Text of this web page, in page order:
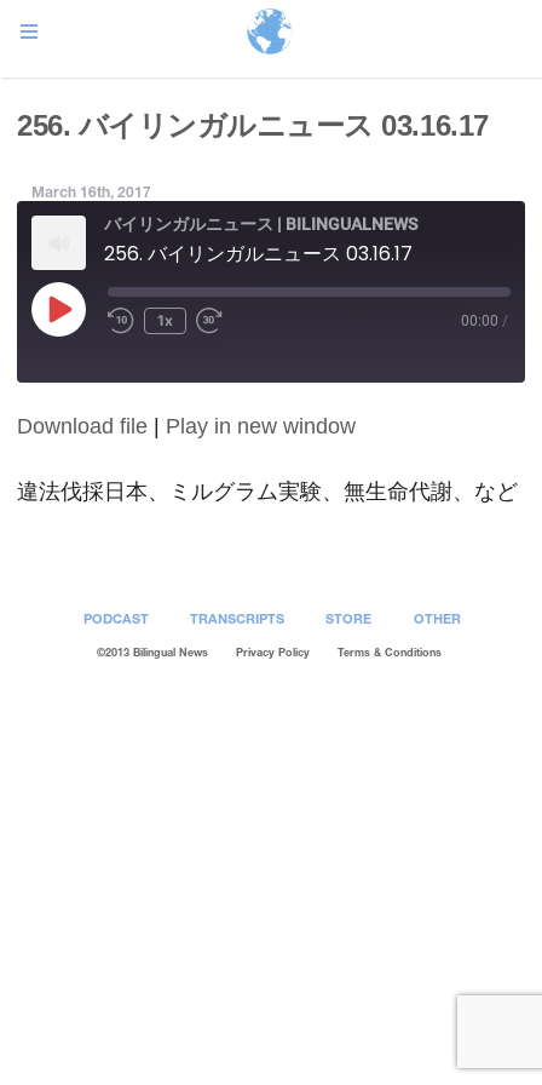
256. バイリンガルニュース 03.16.17
March 16th, 2017
バイリンガルニュース | BILINGUALNEWS
256. バイリンガルニュース 03.16.17
Play
Episode
1x 00:00 /
SHARE
LINK
Download file Play in new window
違法伐採日本、ミルグラム実験、無生命代謝、など
PODCAST TRANSCRIPTS STORE OTHER
©2013 Bilingual News Privacy Policy Terms & Conditions